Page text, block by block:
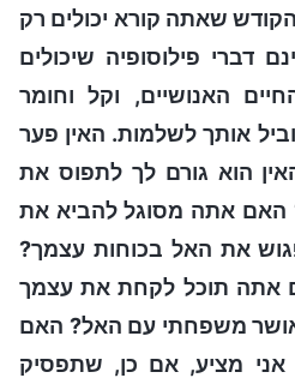
שאתה קורא יכולים רק
דברי פילוסופיה שיכולים
האנושיים, וקל וחומר
אותך לשלמות. האין פער
הוא גורם לך לתפוס את
האם אתה מסוגל להביא את
את האל בכוחות עצמך?
אתה תוכל לקחת את עצמך
משפחתי עם האל? האם
אני מציע, אם כן, שתפסיק